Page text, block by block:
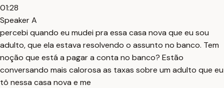
01:28
Speaker A
percebi quando eu mudei pra essa casa nova que eu sou
adulto, que ela estava resolvendo o assunto no banco. Tem
noção que está a pagar a conta no banco? Estão
conversando mais calorosa as taxas sobre um adulto que eu
tô nessa casa nova e me